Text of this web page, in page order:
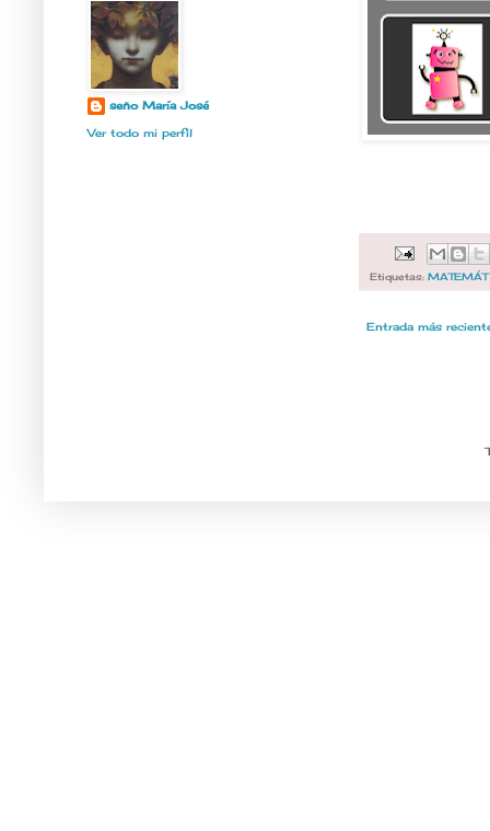
Etiquetas:
Entrada más
seño María José
Ver todo mi perfil